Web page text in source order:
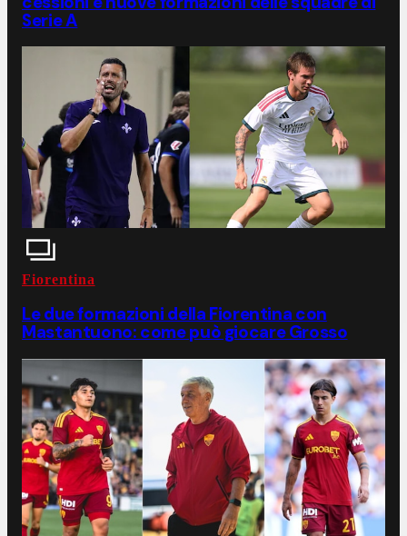
Serie A
Fiorentina
Le due formazioni della Fiorentina con
Mastantuono: come può giocare Grosso